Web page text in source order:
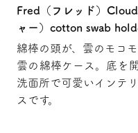
Fred（フレッド）
ャー）cotton swab
綿棒の頭が、雲のモコ
雲の綿棒ケース。底を
洗面所で可愛いインテ
スです。